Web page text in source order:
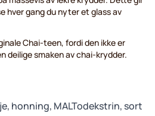
hver gang du nyter et glass av
Chai-teen, fordi den ikke er
deilige smaken av chai-krydder.
honning, MALTodekstrin, sort